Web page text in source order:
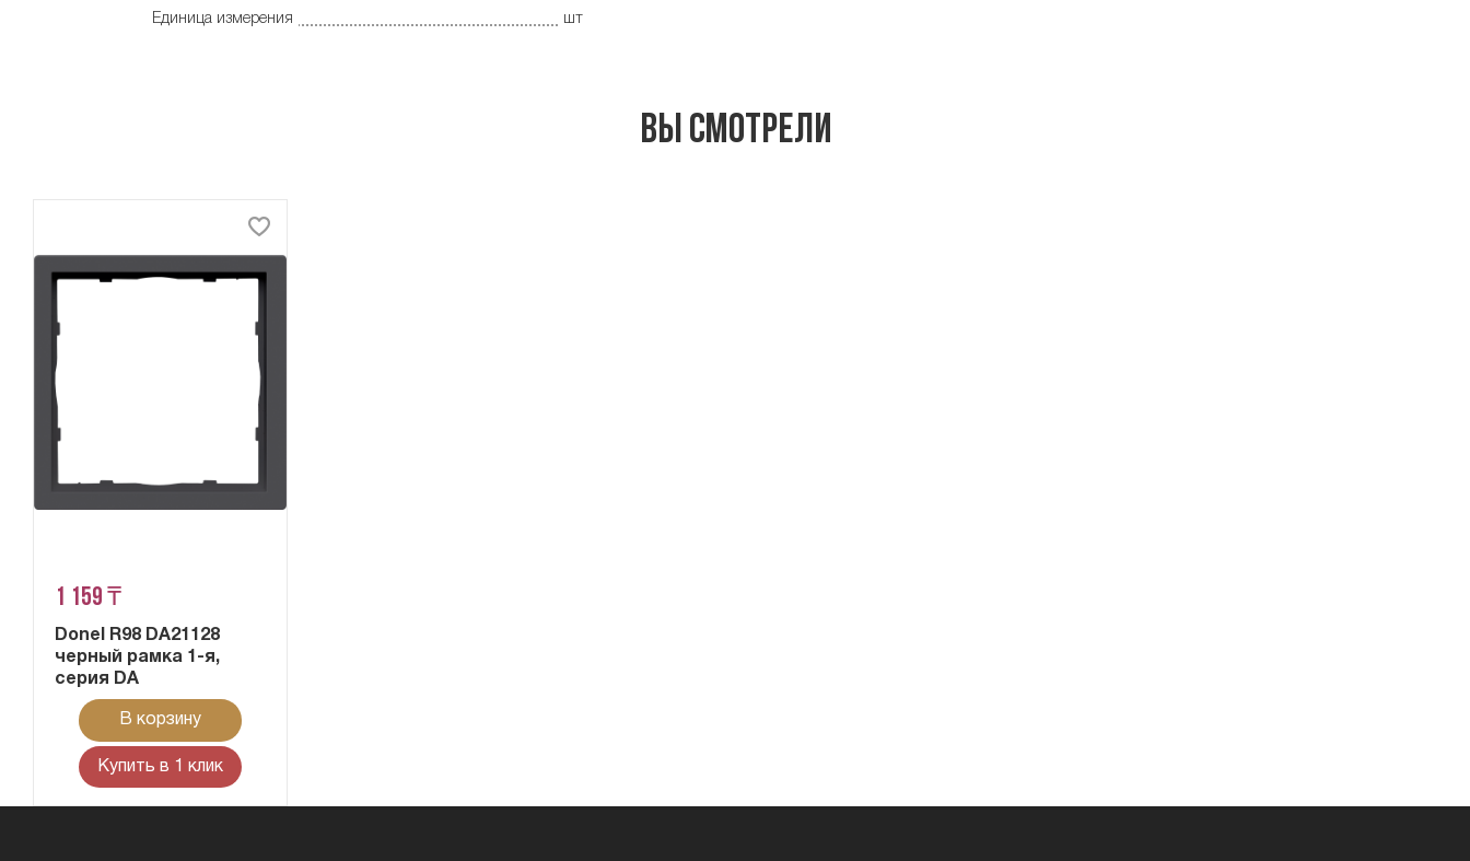
Единица измерения
шт
Вы смотрели
1 159 ₸
Donel R98 DA21128
черный рамка 1-я,
серия DA
В корзину
Купить в 1 клик